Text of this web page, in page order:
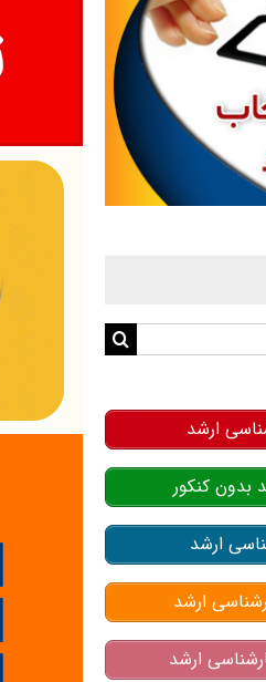
ارشد
بدون کنکور
ارشد
ارشد
ارشد